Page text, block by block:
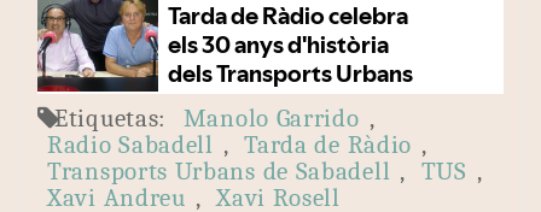
Etiquetas: Manolo Garrido ,
Radio Sabadell , Tarda de Ràdio ,
Transports Urbans de Sabadell , TUS ,
Xavi Andreu , Xavi Rosell